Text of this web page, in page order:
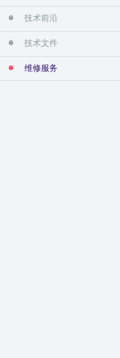
技术前沿
技术文件
维修服务